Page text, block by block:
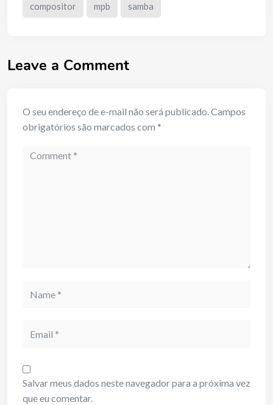
compositor mpb samba
Leave a Comment
O seu endereço de e-mail não será publicado.Campos
obrigatórios são marcados com *
Comment
Salvar meus dados neste navegador para a próxima vez
que eu comentar.